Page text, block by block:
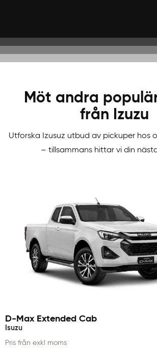
Möt andra
från Izuzu
Utforska Izusuz utbud av pickuper hos
– tillsammans hittar vi din
D-Max Extended Cab
Isuzu
Pris från exkl moms